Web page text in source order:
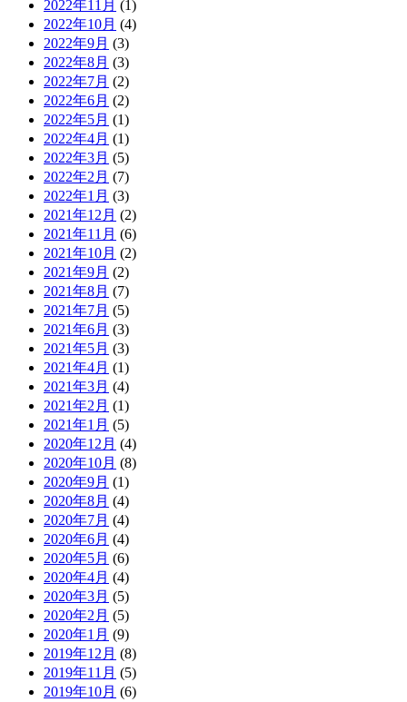
2022年11月 (1)
2022年10月 (4)
2022年9月 (3)
2022年8月 (3)
2022年7月 (2)
2022年6月 (2)
2022年5月 (1)
2022年4月 (1)
2022年3月 (5)
2022年2月 (7)
2022年1月 (3)
2021年12月 (2)
2021年11月 (6)
2021年10月 (2)
2021年9月 (2)
2021年8月 (7)
2021年7月 (5)
2021年6月 (3)
2021年5月 (3)
2021年4月 (1)
2021年3月 (4)
2021年2月 (1)
2021年1月 (5)
2020年12月 (4)
2020年10月 (8)
2020年9月 (1)
2020年8月 (4)
2020年7月 (4)
2020年6月 (4)
2020年5月 (6)
2020年4月 (4)
2020年3月 (5)
2020年2月 (5)
2020年1月 (9)
2019年12月 (8)
2019年11月 (5)
2019年10月 (6)